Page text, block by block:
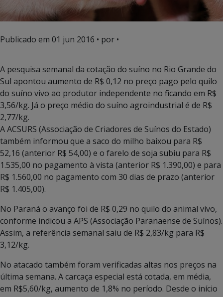
Publicado em 01 jun 2016 • por •
A pesquisa semanal da cotação do suíno no Rio Grande do
Sul apontou aumento de R$ 0,12 no preço pago pelo quilo
do suíno vivo ao produtor independente no ficando em R$
3,56/kg. Já o preço médio do suíno agroindustrial é de R$
2,77/kg.
A ACSURS (Associação de Criadores de Suínos do Estado)
também informou que a saco do milho baixou para R$
52,16 (anterior R$ 54,00) e o farelo de soja subiu para R$
1.535,00 no pagamento à vista (anterior R$ 1.390,00) e para
R$ 1.560,00 no pagamento com 30 dias de prazo (anterior
R$ 1.405,00).
No Paraná o avanço foi de R$ 0,29 no quilo do animal vivo,
conforme indicou a APS (Associação Paranaense de Suínos).
Assim, a referência semanal saiu de R$ 2,83/kg para R$
3,12/kg.
No atacado também foram verificadas altas nos preços na
última semana. A carcaça especial está cotada, em média,
em R$5,60/kg, aumento de 1,8% no período. Desde o início